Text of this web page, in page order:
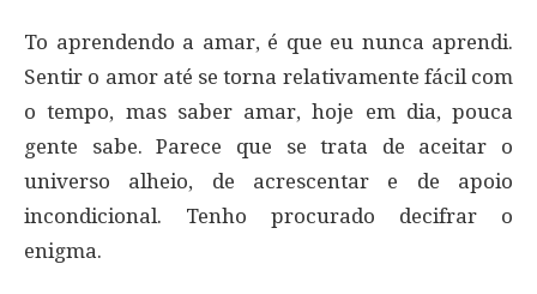
To aprendendo a amar, é que eu nunca aprendi.
Sentir o amor até se torna relativamente fácil com
o tempo, mas saber amar, hoje em dia, pouca
gente sabe. Parece que se trata de aceitar o
universo alheio, de acrescentar e de apoio
incondicional. Tenho procurado decifrar o
enigma.